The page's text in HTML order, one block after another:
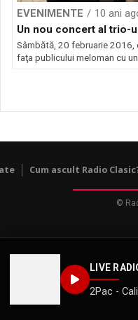
LIVE
2Pac -
EVENIMENTE
10 ani
Un nou concert al trio-
Sâmbătă, 20 februarie 2016,
faţa publicului meloman cu
Cum ascult Radio
©